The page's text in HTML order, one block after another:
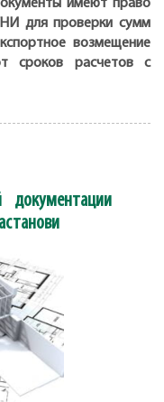
имеют право
для проверки сумм
возмещение
сроков расчетов с
документации